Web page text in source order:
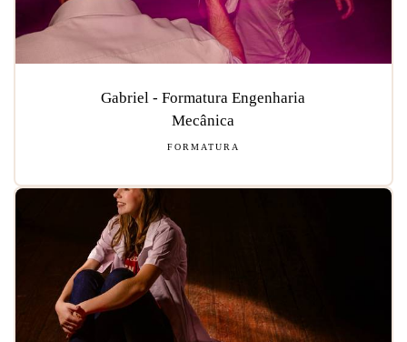
Gabriel - Formatura Engenharia
Mecânica
FORMATURA